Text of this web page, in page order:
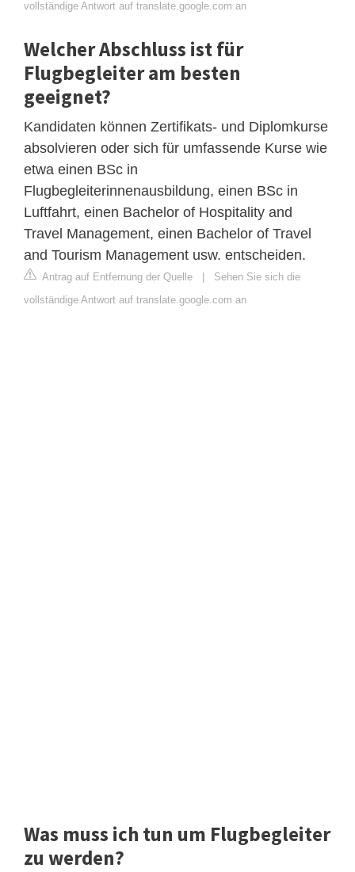
vollständige Antwort auf translate.google.com an
Welcher Abschluss ist für
Flugbegleiter am besten
geeignet?
Kandidaten können Zertifikats- und Diplomkurse
absolvieren oder sich für umfassende Kurse wie
etwa einen BSc in
Flugbegleiterinnenausbildung, einen BSc in
Luftfahrt, einen Bachelor of Hospitality and
Travel Management, einen Bachelor of Travel
and Tourism Management usw. entscheiden.
Antrag auf Entfernung der Quelle | Sehen Sie sich die
vollständige Antwort auf translate.google.com an
Was muss ich tun um Flugbegleiter
zu werden?